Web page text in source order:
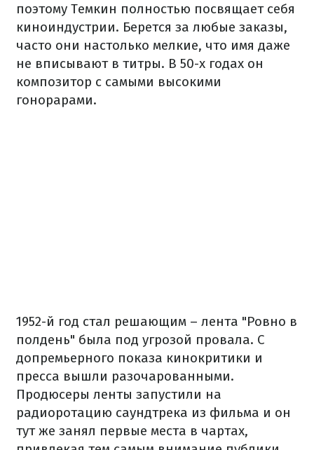
поэтому Темкин полностью посвящает себя
киноиндустрии. Берется за любые заказы,
часто они настолько мелкие, что имя даже
не вписывают в титры. В 50-х годах он
композитор с самыми высокими
гонорарами.
1952-й год стал решающим – лента "Ровно в
полдень" была под угрозой провала. С
допремьерного показа кинокритики и
пресса вышли разочарованными.
Продюсеры ленты запустили на
радиоротацию саундтрека из фильма и он
тут же занял первые места в чартах,